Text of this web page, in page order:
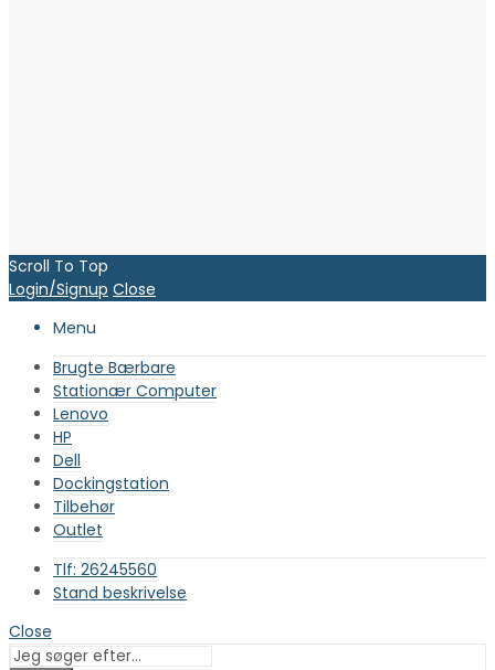
Scroll To Top
Login/Signup Close
Menu
Brugte Bærbare
Stationær Computer
Lenovo
HP
Dell
Dockingstation
Tilbehør
Outlet
Tlf: 26245560
Stand beskrivelse
Close